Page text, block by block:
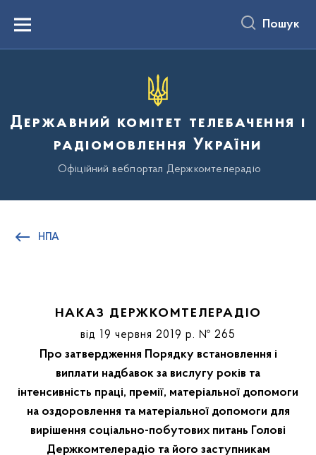
вмістуMenu Пошук
Державний комітет телебачення і
радіомовлення України
Офіційний вебпортал Держкомтелерадіо
НПА
НАКАЗ ДЕРЖКОМТЕЛЕРАДІО
від 19 червня 2019 р. № 265
Про затвердження Порядку встановлення і
виплати надбавок за вислугу років та
інтенсивність праці, премії, матеріальної допомоги
на оздоровлення та матеріальної допомоги для
вирішення соціально-побутових питань Голові
Держкомтелерадіо та його заступникам